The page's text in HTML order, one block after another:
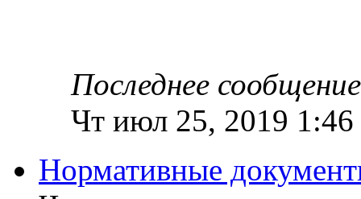
Последнее сообщение
Чт июл 25, 2019 1:46
Нормативные